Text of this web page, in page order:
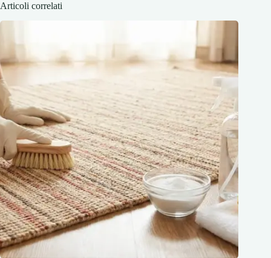
Articoli correlati